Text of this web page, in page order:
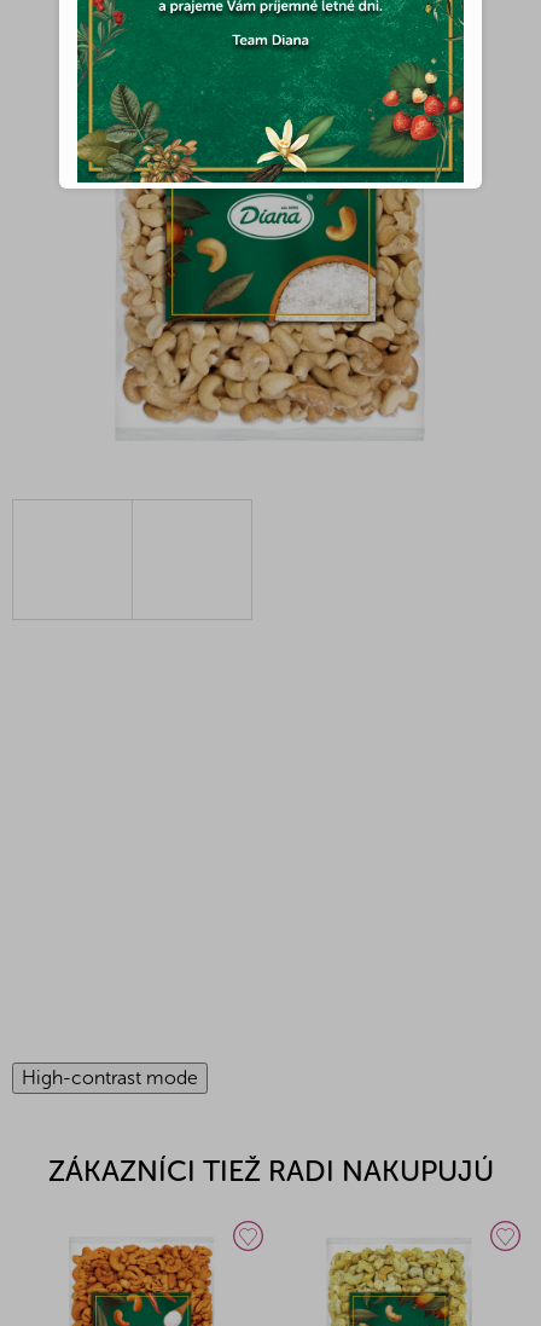
High-contrast mode
ZÁKAZNÍCI TIEŽ RADI NAKUPUJÚ